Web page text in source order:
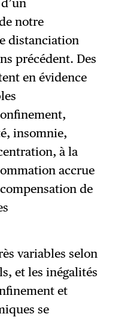
notre
distanciation
précédent. Des
en évidence
insomnie,
à la
accrue
de
variables selon
et les inégalités
et
se